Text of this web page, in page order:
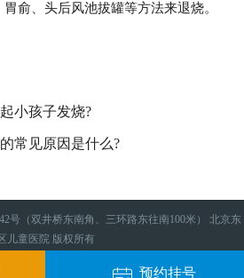
俞、头后风池拔罐等方法来退烧。
小孩子发烧?
常见原因是什么?
号（双井桥东南角、三环路东往南100米） 北京东
儿童医院 版权所有
预约挂号